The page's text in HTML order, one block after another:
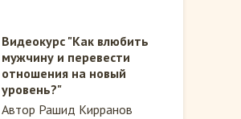
Видеокурс "Как влюбить
мужчину и перевести
отношения на новый
уровень?"
Автор Рашид Кирранов